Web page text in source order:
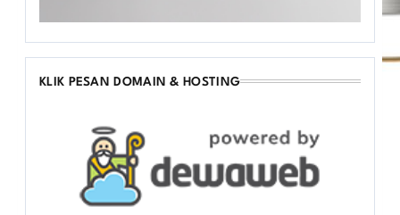
KLIK PESAN DOMAIN & HOSTING